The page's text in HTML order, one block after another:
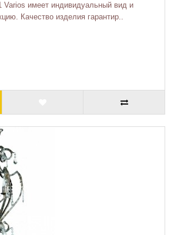
Varios имеет индивидуальный вид и
Качество изделия гарантир..